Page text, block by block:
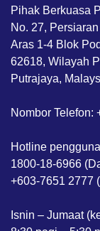
Pihak Berkuasa
No. 27,
Aras 1-4 Blok
62618, Wilayah
Putrajaya,
Nombor Telefon:
Hotline
1800-18-6966
+603-7651 2777
Isnin – Jumaat